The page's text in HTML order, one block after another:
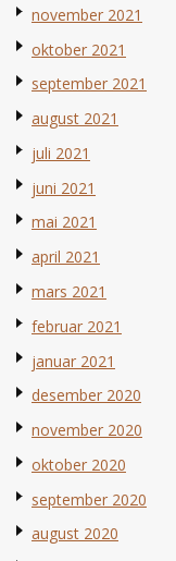
november 2021
oktober 2021
september 2021
august 2021
juli 2021
juni 2021
mai 2021
april 2021
mars 2021
februar 2021
januar 2021
desember 2020
november 2020
oktober 2020
september 2020
august 2020